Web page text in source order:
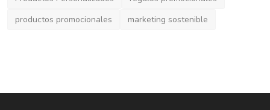
productos promocionales
marketing sostenible